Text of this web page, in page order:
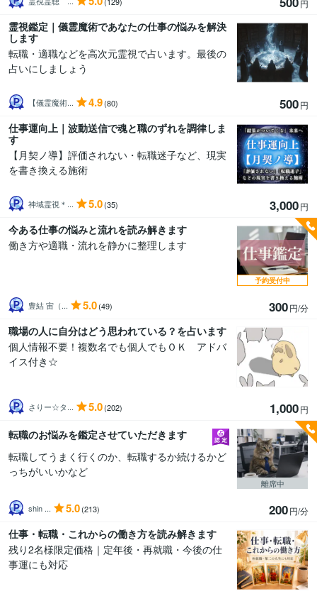
円
霊視鑑定｜儀霊魔術であなたの仕事の悩みを解決
します
転職・適職などを高次元霊視で占います。最後の
占いにしましょう
【儀霊魔術... 4.9(80) 500円
仕事運向上｜波動送信で魂と職のずれを調律しま
す
【月契ノ導】評価されない・転職迷子など、現実
を書き換える施術
神域霊視＊... 5.0(35) 3,000円
今ある仕事の悩みと流れを読み解きます
働き方や適職・流れを静かに整理します
豊結 宙（... 5.0(49) 300円/分
予約受付中
職場の人に自分はどう思われている？を占います
個人情報不要！複数名でも個人でもＯＫ アドバ
イス付き☆
さりー☆タ... 5.0(202) 1,000円
転職のお悩みを鑑定させていただきます
転職してうまく行くのか、転職するか続けるかど
っちがいいかなど
shin ... 5.0(213) 200円/分
離席中
仕事・転職・これからの働き方を読み解きます
残り2名様限定価格｜定年後・再就職・今後の仕
事運にも対応